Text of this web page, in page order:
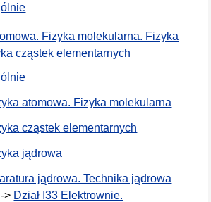
Fizyka molekularna. Fizyka
cząstek elementarnych
atomowa. Fizyka molekularna
cząstek elementarnych
jądrowa
jądrowa. Technika jądrowa
> Dział I33 Elektrownie.